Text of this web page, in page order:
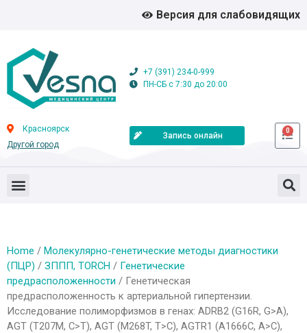
Версия для слабовидящих
+7 (391) 234-0-999
ПН-СБ с 7:30 до 20:00
Красноярск
Другой город
Запись онлайн
0
Home / Молекулярно-генетические методы диагностики
(ПЦР) / ЗППП, TORCH / Генетические
предрасположенности / Генетическая
предрасположенность к артериальной гипертензии.
Исследование полиморфизмов в генах: ADRB2 (G16R, G>A),
AGT (T207M, C>T), AGT (M268T, T>C), AGTR1 (A1666C, A>C),